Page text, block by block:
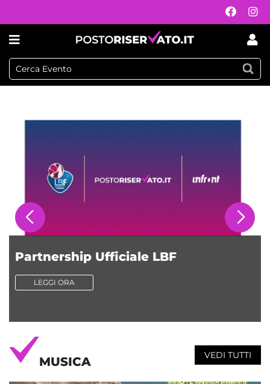
Partnership Ufficiale LBF
LEGGI ORA
MUSICA VEDI TUTTI